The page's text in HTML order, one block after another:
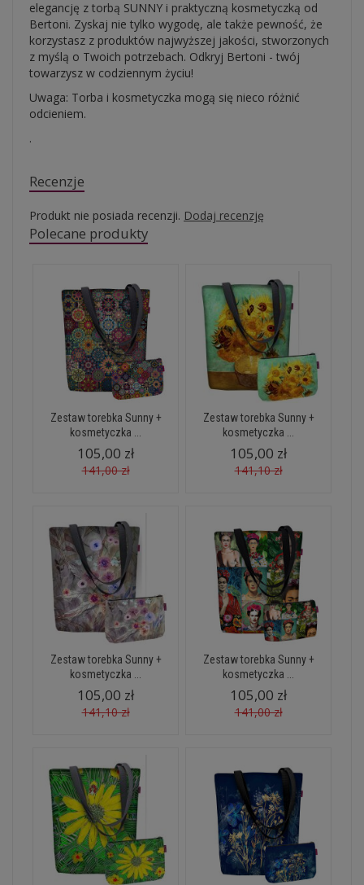
elegancję z torbą SUNNY i praktyczną kosmetyczką od
Bertoni. Zyskaj nie tylko wygodę, ale także pewność, że
korzystasz z produktów najwyższej jakości, stworzonych
z myślą o Twoich potrzebach. Odkryj Bertoni - twój
towarzysz w codziennym życiu!
Uwaga: Torba i kosmetyczka mogą się nieco różnić
odcieniem.
.
Recenzje
Produkt nie posiada recenzji. Dodaj recenzję
Polecane produkty
Zestaw torebka Sunny +
kosmetyczka ...
105,00 zł
141,00 zł
Zestaw torebka Sunny +
kosmetyczka ...
105,00 zł
141,10 zł
Zestaw torebka Sunny +
kosmetyczka ...
105,00 zł
141,10 zł
Zestaw torebka Sunny +
kosmetyczka ...
105,00 zł
141,00 zł